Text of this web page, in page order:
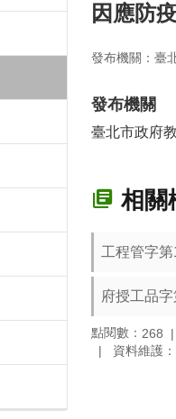
因應防
發布機關：臺
發布機關
臺北市政府
相關
工程管字
府授工品
點閱數： 268
資料維護